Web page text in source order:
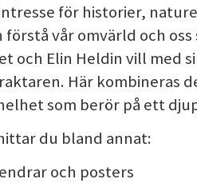
för historier,
vår omvärld och
och Elin Heldin vill med
Här kombineras
som berör på ett
du bland annat:​
och posters